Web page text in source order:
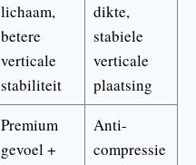
lichaam,
betere
verticale
stabiliteit
dikte,
stabiele
verticale
plaatsing
Premium
gevoel +
Anti-
compressie